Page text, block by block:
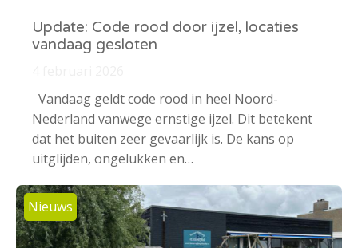
Update: Code rood door ijzel, locaties
vandaag gesloten
Vandaag geldt code rood in heel Noord-
Nederland vanwege ernstige ijzel. Dit betekent
dat het buiten zeer gevaarlijk is. De kans op
uitglijden, ongelukken en…
Nieuws